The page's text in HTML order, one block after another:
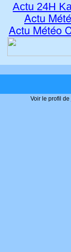
Actu 24H
Actu
Actu Météo
Voir le profil de